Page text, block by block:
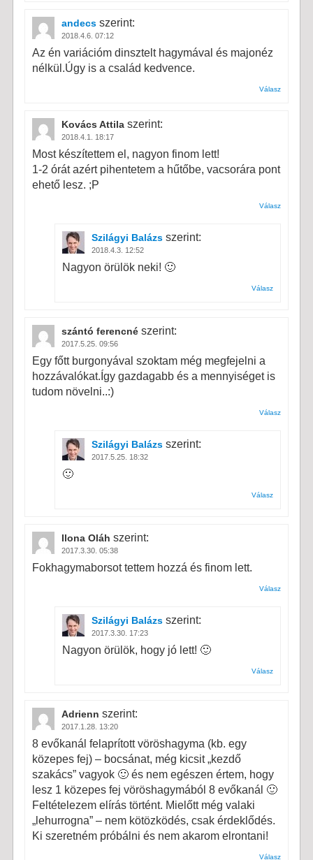
andecs szerint:
2018.4.6. 07:12
Az én variációm dinsztelt hagymával és majonéz
nélkül.Úgy is a család kedvence.
Válasz
Kovács Attila szerint:
2018.4.1. 18:17
Most készítettem el, nagyon finom lett!
1-2 órát azért pihentetem a hűtőbe, vacsorára pont
ehető lesz. ;P
Válasz
Szilágyi Balázs szerint:
2018.4.3. 12:52
Nagyon örülök neki! 🙂
Válasz
szántó ferencné szerint:
2017.5.25. 09:56
Egy főtt burgonyával szoktam még megfejelni a
hozzávalókat.Így gazdagabb és a mennyiséget is
tudom növelni..:)
Válasz
Szilágyi Balázs szerint:
2017.5.25. 18:32
🙂
Válasz
Ilona Oláh szerint:
2017.3.30. 05:38
Fokhagymaborsot tettem hozzá és finom lett.
Válasz
Szilágyi Balázs szerint:
2017.3.30. 17:23
Nagyon örülök, hogy jó lett! 🙂
Válasz
Adrienn szerint:
2017.1.28. 13:20
8 evőkanál felaprított vöröshagyma (kb. egy
közepes fej) – bocsánat, még kicsit „kezdő
szakács” vagyok 🙂 és nem egészen értem, hogy
lesz 1 közepes fej vöröshagymából 8 evőkanál 🙂
Feltételezem elírás történt. Mielőtt még valaki
„lehurrogna” – nem kötözködés, csak érdeklődés.
Ki szeretném próbálni és nem akarom elrontani!
Válasz